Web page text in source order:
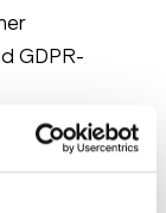
GDPR-
zu
ihrer